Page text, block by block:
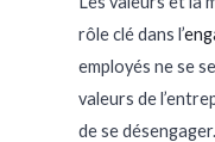
rôle clé dans l’
employés ne se
valeurs de
de se